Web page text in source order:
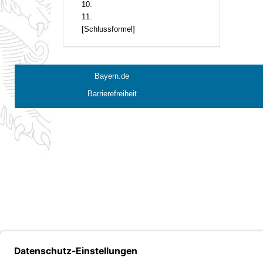
10.
11.
[Schlussformel]
Bayern.de
Barrierefreiheit